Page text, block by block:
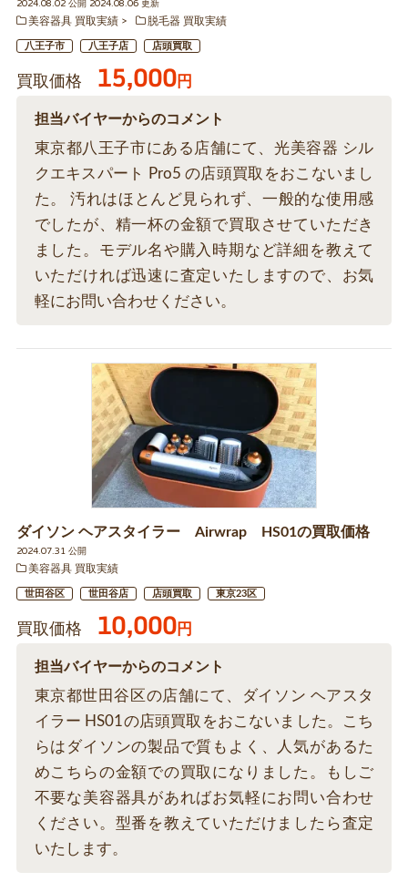
2024.08.02 公開 2024.08.06 更新
美容器具 買取実績
脱毛器 買取実績
八王子市 八王子店 店頭買取
買取価格 15,000円
担当バイヤーからのコメント
東京都八王子市にある店舗にて、光美容器 シル
クエキスパート Pro5 の店頭買取をおこないまし
た。 汚れはほとんど見られず、一般的な使用感
でしたが、精一杯の金額で買取させていただき
ました。モデル名や購入時期など詳細を教えて
いただければ迅速に査定いたしますので、お気
軽にお問い合わせください。
ダイソン ヘアスタイラー Airwrap HS01の買取価格
2024.07.31 公開
美容器具 買取実績
世田谷区 世田谷店 店頭買取 東京23区
買取価格 10,000円
担当バイヤーからのコメント
東京都世田谷区の店舗にて、ダイソン ヘアスタ
イラー HS01の店頭買取をおこないました。こち
らはダイソンの製品で質もよく、人気があるた
めこちらの金額での買取になりました。もしご
不要な美容器具があればお気軽にお問い合わせ
ください。型番を教えていただけましたら査定
いたします。